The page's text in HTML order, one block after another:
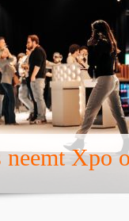
neemt Xpo